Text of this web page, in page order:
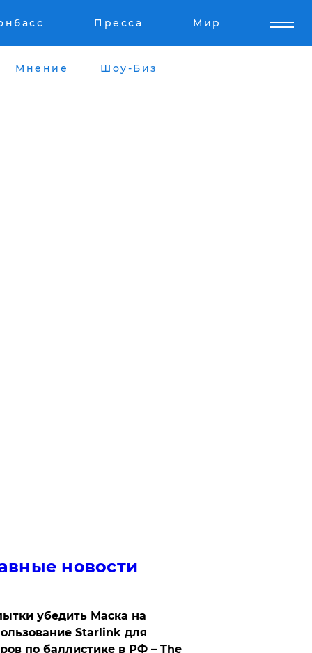
Пресса Мир
Мнение Шоу-Биз
новости
убедить Маска на
Starlink для
по баллистике в РФ – The